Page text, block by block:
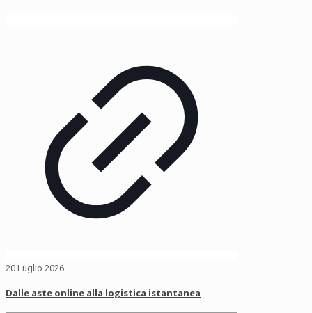
20 Luglio 2026
Dalle aste online alla logistica istantanea